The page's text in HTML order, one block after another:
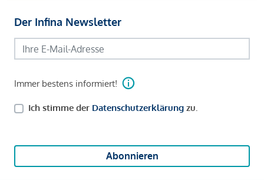
Der Infina Newsletter
Immer bestens informiert!
Ich stimme der Datenschutzerklärung zu.
Abonnieren